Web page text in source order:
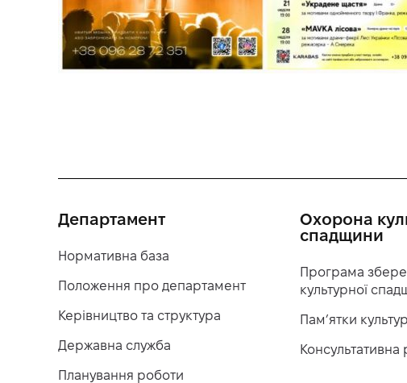
Департамент
Нормативна база
Положення про департамент
Керівництво та структура
Державна служба
Планування роботи
Охорона
спадщини
Програма
культурної
Пам’ятки
Консультативна